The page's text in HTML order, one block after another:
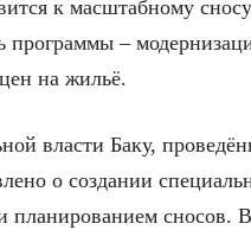
к масштабному
–
на жильё.
власти Баку,
о создании
сносов. В